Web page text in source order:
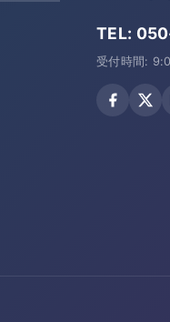
TEL:
受付時間: